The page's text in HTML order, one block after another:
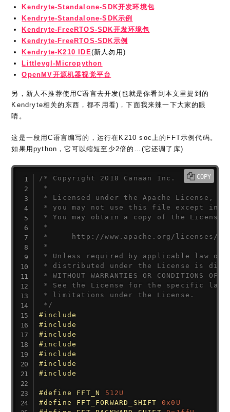
Kendryte-Standalone-SDK开发环境包
Kendryte-Standalone-SDK示例
Kendryte-FreeRTOS-SDK开发环境包
Kendryte-FreeRTOS-SDK示例
Kendryte-K210 IDE(新人勿用)
Littlevgl-Micropython
OpenMV开源机器视觉平台
另，新人不推荐使用C语言去开发(也就是你看到本文里提到的
Kendryte相关的东西，都不用看)，下面我来辣一下大家的眼
睛。
这是一段用C语言编写的，运行在K210 soc上的FFT示例代码。
如果用python，它可以缩短至少2倍的…(它还调了库)
/* Copyright 2018 Canaan Inc.
*
* Licensed under the Apache License,
* you may not use this file except in
* You may obtain a copy of the License
*
*     http://www.apache.org/licenses/
*
* Unless required by applicable law
* distributed under the License is
* WITHOUT WARRANTIES OR
* See the License for the specific
* limitations under the License.
*/
#include
#include
#include
#include
#include
#include
#include
#define FFT_N
512U
#define FFT_FORWARD_SHIFT
0x0U
COPY